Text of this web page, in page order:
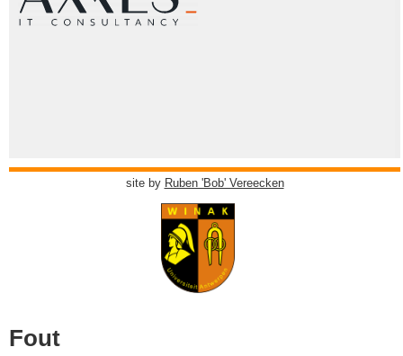
site by Ruben 'Bob' Vereecken
Fout